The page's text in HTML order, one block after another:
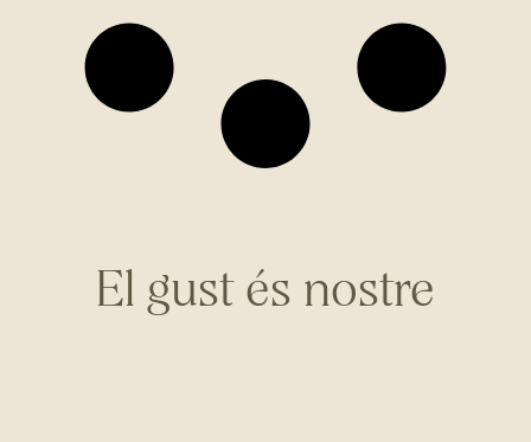
El gust és nostre